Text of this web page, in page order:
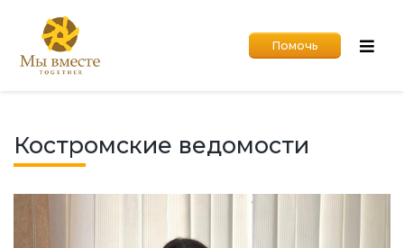
Помочь
Костромские ведомости